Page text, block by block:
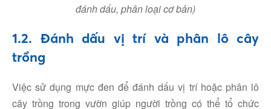
đánh dấu, phân loại cơ bản)
1.2. Đánh dấu vị trí và phân lô cây
trồng
Việc sử dụng mực đen để đánh dấu vị trí hoặc phân lô
cây trồng trong vườn giúp người trồng có thể tổ chức